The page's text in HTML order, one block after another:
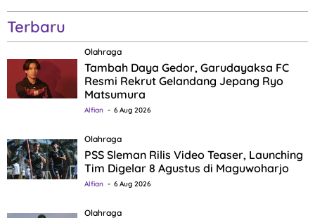
Terbaru
Olahraga
Tambah Daya Gedor, Garudayaksa FC
Resmi Rekrut Gelandang Jepang Ryo
Matsumura
Alfian 6 Aug 2026
Olahraga
PSS Sleman Rilis Video Teaser, Launching
Tim Digelar 8 Agustus di Maguwoharjo
Alfian 6 Aug 2026
Olahraga